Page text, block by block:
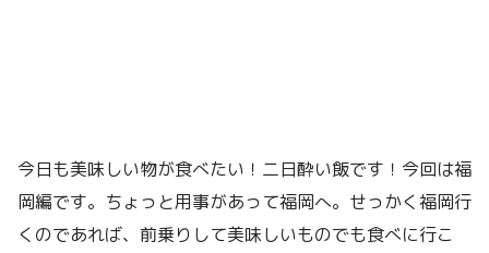
今日も美味しい物が食べたい！二日酔い飯です！今回は福
岡編です。ちょっと用事があって福岡へ。せっかく福岡行
くのであれば、前乗りして美味しいものでも食べに行こ